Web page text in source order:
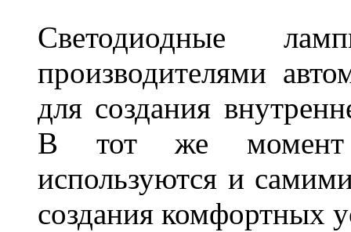
Светодиодные
производителями
для создания
В тот же момент
используются и
создания комфортных